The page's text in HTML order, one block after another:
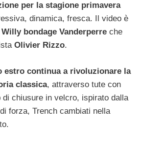
per la stagione primavera
dinamica, fresca. Il video è
Willy bondage Vanderperre che
Olivier Rizzo.
estro continua a rivoluzionare la
classica, attraverso tute con
di chiusure in velcro, ispirato dalla
forza, Trench cambiati nella